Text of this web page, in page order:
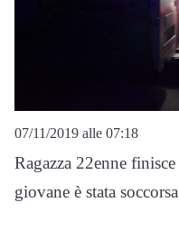
07/11/2019 alle 07:18
Ragazza 22enne
giovane è stata